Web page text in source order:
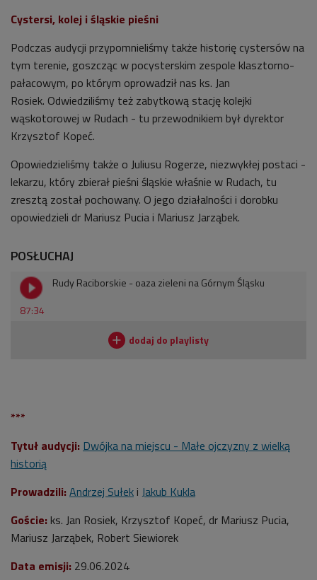
Cystersi, kolej i śląskie pieśni
Podczas audycji przypomnieliśmy także historię cystersów na
tym terenie, goszcząc w pocysterskim zespole klasztorno-
pałacowym, po którym oprowadził nas ks. Jan
Rosiek. Odwiedziliśmy też zabytkową stację kolejki
wąskotorowej w Rudach - tu przewodnikiem był dyrektor
Krzysztof Kopeć.
Opowiedzieliśmy także o Juliusu Rogerze, niezwykłej postaci -
lekarzu, który zbierał pieśni śląskie właśnie w Rudach, tu
zresztą został pochowany. O jego działalności i dorobku
opowiedzieli dr Mariusz Pucia i Mariusz Jarząbek.
POSŁUCHAJ
87:34
Rudy Raciborskie - oaza zieleni na Górnym Śląsku
***
Tytuł audycji: Dwójka na miejscu - Małe ojczyzny z wielką
historią
Prowadzili: Andrzej Sułek i Jakub Kukla
Goście: ks. Jan Rosiek, Krzysztof Kopeć, dr Mariusz Pucia,
Mariusz Jarząbek, Robert Siewiorek
Data emisji: 29.06.2024